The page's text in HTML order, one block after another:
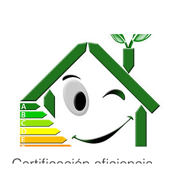
Certificación eficiencia